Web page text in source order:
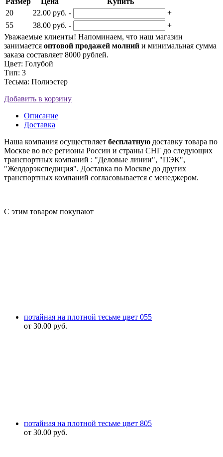
20
22.00 руб. -
+
55
38.00 руб. -
+
Уважаемые клиенты! Напоминаем, что наш магазин
занимается оптовой продажей молний и минимальная сумма
заказа составляет 8000 рублей.
Цвет: Голубой
Тип: 3
Тесьма: Полиэстер
Добавить в корзину
Описание
Доставка
Наша компания осуществляет бесплатную доставку товара по
Москве во все регионы России и страны СНГ до следующих
транспортных компаний : "Деловые линии", "ПЭК",
"Желдорэкспедиция". Доставка по Москве до других
транспортных компаний согласовывается с менеджером.
С этим товаром покупают
потайная на плотной тесьме цвет 055
от 30.00 руб.
потайная на плотной тесьме цвет 805
от 30.00 руб.